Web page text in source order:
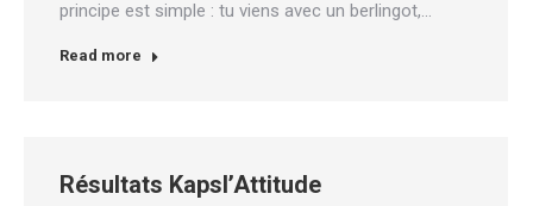
principe est simple : tu viens avec un berlingot,…
Read more
Résultats Kapsl’Attitude